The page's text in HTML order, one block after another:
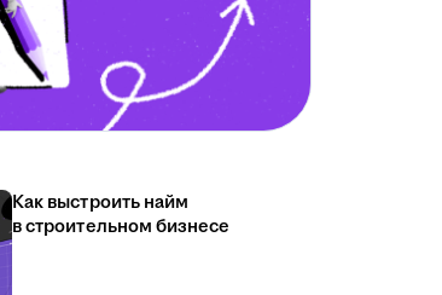
Как выстроить найм
в строительном бизнесе